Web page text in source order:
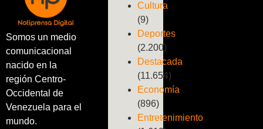
Somos un medio
comunicacional
nacido en la
región Centro-
Occidental de
Venezuela para el
mundo.
Cultura
(9)
Deportes
(2.200)
Destacada
(11.654)
Economía
(896)
Entretenimiento